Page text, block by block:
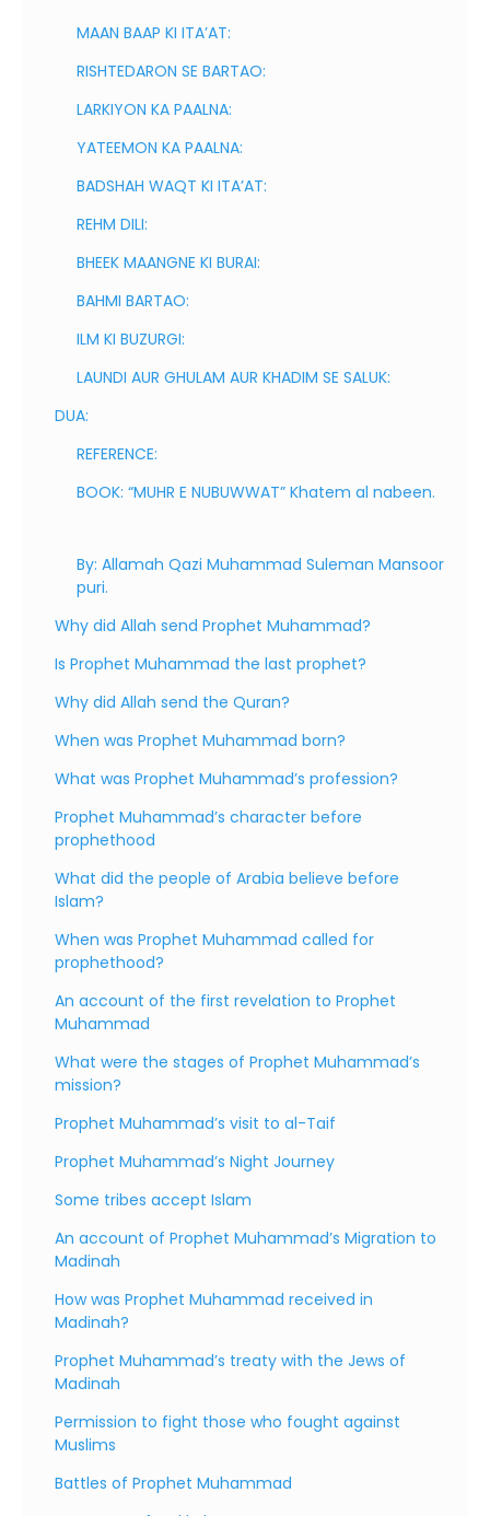
MAAN BAAP KI ITA’AT:
RISHTEDARON SE BARTAO:
LARKIYON KA PAALNA:
YATEEMON KA PAALNA:
BADSHAH WAQT KI ITA’AT:
REHM DILI:
BHEEK MAANGNE KI BURAI:
BAHMI BARTAO:
ILM KI BUZURGI:
LAUNDI AUR GHULAM AUR KHADIM SE SALUK:
DUA:
REFERENCE:
BOOK: “MUHR E NUBUWWAT” Khatem al nabeen.
By: Allamah Qazi Muhammad Suleman Mansoor
puri.
Why did Allah send Prophet Muhammad?
Is Prophet Muhammad the last prophet?
Why did Allah send the Quran?
When was Prophet Muhammad born?
What was Prophet Muhammad’s profession?
Prophet Muhammad’s character before
prophethood
What did the people of Arabia believe before
Islam?
When was Prophet Muhammad called for
prophethood?
An account of the first revelation to Prophet
Muhammad
What were the stages of Prophet Muhammad’s
mission?
Prophet Muhammad’s visit to al-Taif
Prophet Muhammad’s Night Journey
Some tribes accept Islam
An account of Prophet Muhammad’s Migration to
Madinah
How was Prophet Muhammad received in
Madinah?
Prophet Muhammad’s treaty with the Jews of
Madinah
Permission to fight those who fought against
Muslims
Battles of Prophet Muhammad